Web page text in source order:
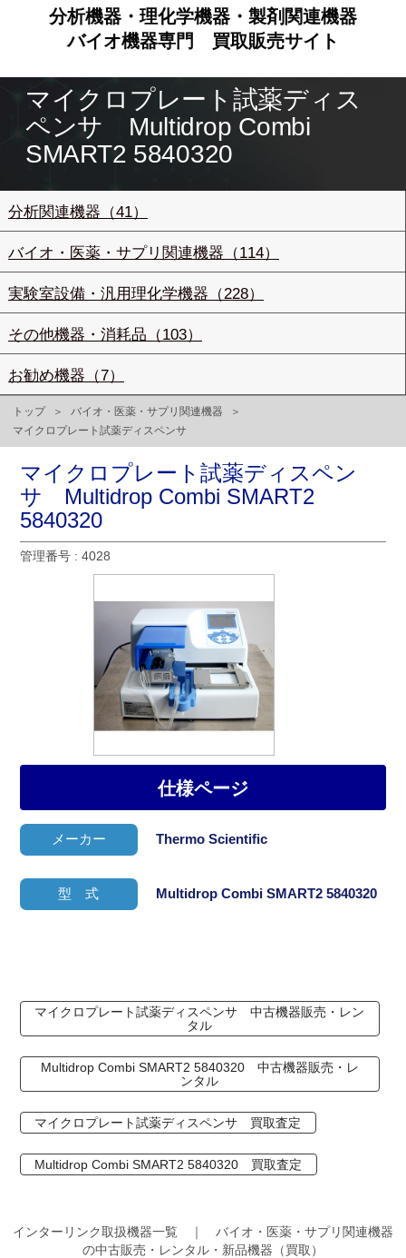
分析機器・理化学機器・製剤関連機器
バイオ機器専門
買取販売サイト
マイクロプレート試薬ディス
ペンサ Multidrop Combi
SMART2 5840320
分析関連機器（41）
バイオ・医薬・サプリ関連機器（114）
実験室設備・汎用理化学機器（228）
その他機器・消耗品（103）
お勧め機器（7）
トップ
バイオ・医薬・サプリ関連機器
マイクロプレート試薬ディスペンサ
マイクロプレート試薬ディスペン
サ Multidrop Combi SMART2
5840320
管理番号 : 4028
メーカー Thermo Scientific
仕様ページ
型 式 Multidrop Combi SMART2 5840320
マイクロプレート試薬ディスペンサ 中古機器販売・レン
タル
Multidrop Combi SMART2 5840320 中古機器販売・レ
ンタル
マイクロプレート試薬ディスペンサ 買取査定
Multidrop Combi SMART2 5840320 買取査定
インターリンク取扱機器一覧 ｜ バイオ・医薬・サプリ関連機器
の中古販売・レンタル・新品機器（買取）